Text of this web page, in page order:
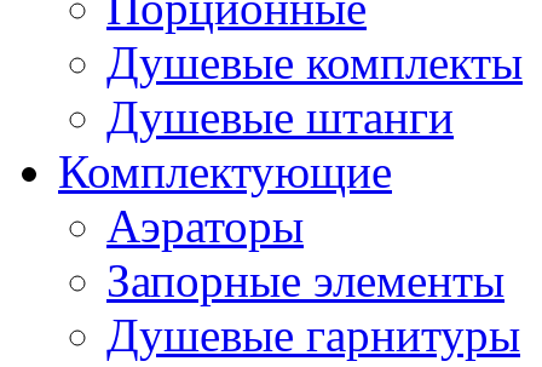
Душевые комплекты
Душевые штанги
Комплектующие
Аэраторы
Запорные элементы
Душевые гарнитуры